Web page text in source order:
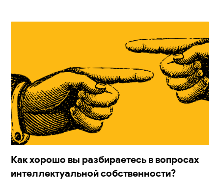
Как хорошо вы разбираетесь в вопросах
интеллектуальной собственности?